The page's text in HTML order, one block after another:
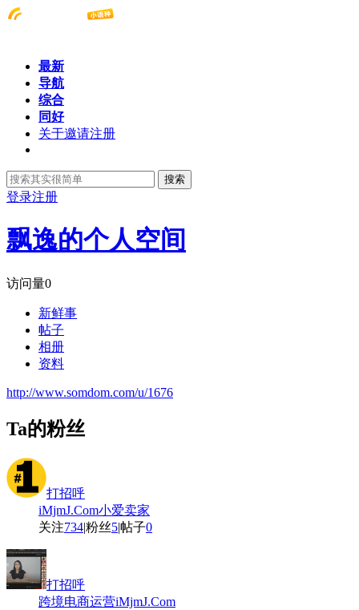
最新
导航
综合
同好
关于邀请注册
搜索
登录注册
飘逸的个人空间
访问量0
新鲜事
帖子
相册
资料
http://www.somdom.com/u/1676
Ta的粉丝
打招呼
iMjmJ.Com小爱卖家
关注734|粉丝5|帖子0
打招呼
跨境电商运营iMjmJ.Com